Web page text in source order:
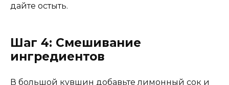
дайте остыть.
Шаг 4: Смешивание
ингредиентов
В большой кувшин добавьте лимонный сок и